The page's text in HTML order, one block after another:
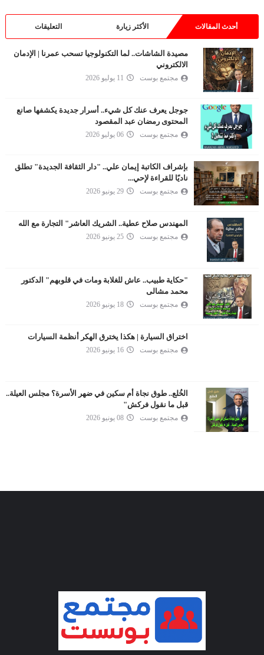
أحدث المقالات الأكثر زيارة التعليقات
مصيدة الشاشات.. لما التكنولوجيا تسحب عمرنا | الإدمان
الالكتروني
مجتمع بوست 11 يوليو 2026
جوجل يعرف عنك كل شيء.. أسرار جديدة يكشفها صانع
المحتوى رمضان عبد المقصود
مجتمع بوست 06 يوليو 2026
بإشراف الكاتبة إيمان علي.. "دار الثقافة الجديدة" تطلق
ناديًا للقراءة لإحي...
مجتمع بوست 29 يونيو 2026
المهندس صلاح عطية.. الشريك العاشر" التجارة مع الله
مجتمع بوست 25 يونيو 2026
"حكاية طبيب.. عاش للغلابة ومات في قلوبهم" الدكتور
محمد مشالى
مجتمع بوست 18 يونيو 2026
اختراق السيارة | هكذا يخترق الهكر أنظمة السيارات
مجتمع بوست 16 يونيو 2026
الخُلع.. طوق نجاة أم سكين في ضهر الأسرة؟ مجلس العيلة..
قبل ما نقول فركش"
مجتمع بوست 08 يونيو 2026